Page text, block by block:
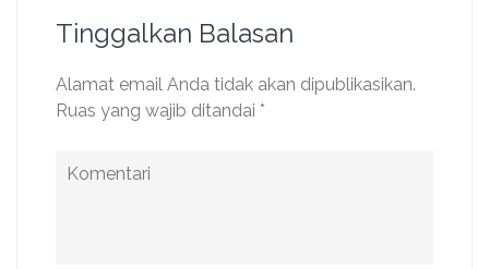
Tinggalkan Balasan
Alamat email Anda tidak akan dipublikasikan.
Ruas yang wajib ditandai *
Komentari